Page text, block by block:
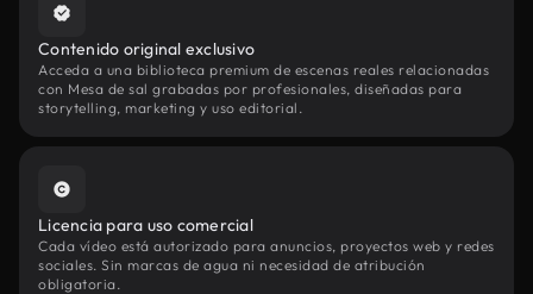
Contenido original exclusivo
Acceda a una biblioteca premium de escenas reales relacionadas
con Mesa de sal grabadas por profesionales, diseñadas para
storytelling, marketing y uso editorial.
Licencia para uso comercial
Cada vídeo está autorizado para anuncios, proyectos web y redes
sociales. Sin marcas de agua ni necesidad de atribución
obligatoria.